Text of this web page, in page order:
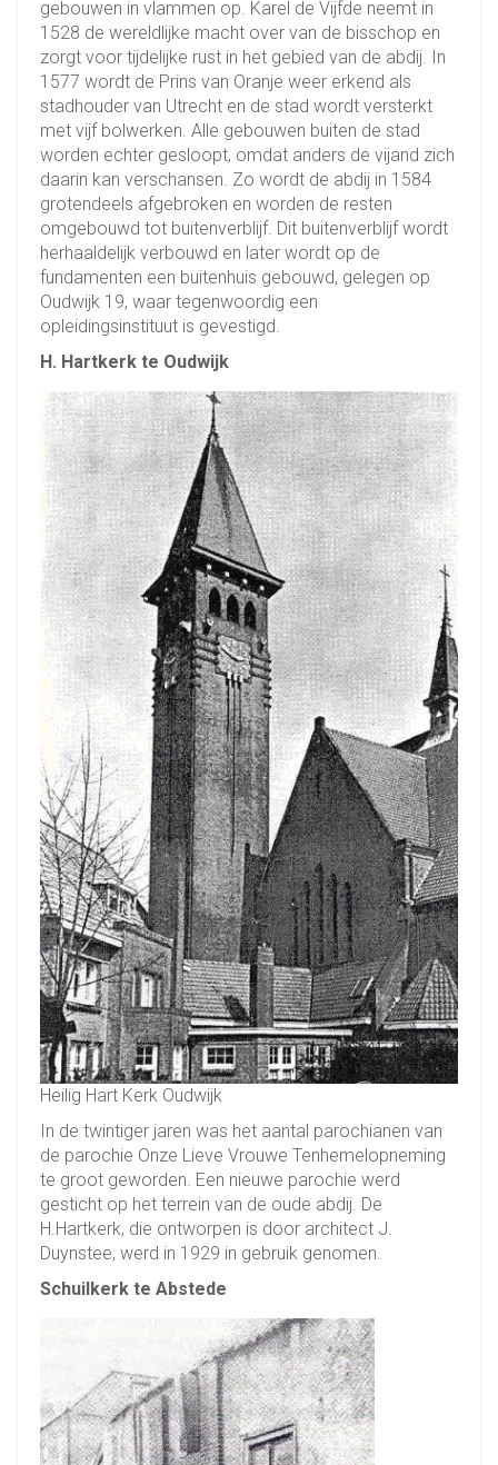
gebouwen in vlammen op. Karel de Vijfde neemt in
1528 de wereldlijke macht over van de bisschop en
zorgt voor tijdelijke rust in het gebied van de abdij. In
1577 wordt de Prins van Oranje weer erkend als
stadhouder van Utrecht en de stad wordt versterkt
met vijf bolwerken. Alle gebouwen buiten de stad
worden echter gesloopt, omdat anders de vijand zich
daarin kan verschansen. Zo wordt de abdij in 1584
grotendeels afgebroken en worden de resten
omgebouwd tot buitenverblijf. Dit buitenverblijf wordt
herhaaldelijk verbouwd en later wordt op de
fundamenten een buitenhuis gebouwd, gelegen op
Oudwijk 19, waar tegenwoordig een
opleidingsinstituut is gevestigd.
H. Hartkerk te Oudwijk
Heilig Hart Kerk Oudwijk
In de twintiger jaren was het aantal parochianen van
de parochie Onze Lieve Vrouwe Tenhemelopneming
te groot geworden. Een nieuwe parochie werd
gesticht op het terrein van de oude abdij. De
H.Hartkerk, die ontworpen is door architect J.
Duynstee, werd in 1929 in gebruik genomen.
Schuilkerk te Abstede